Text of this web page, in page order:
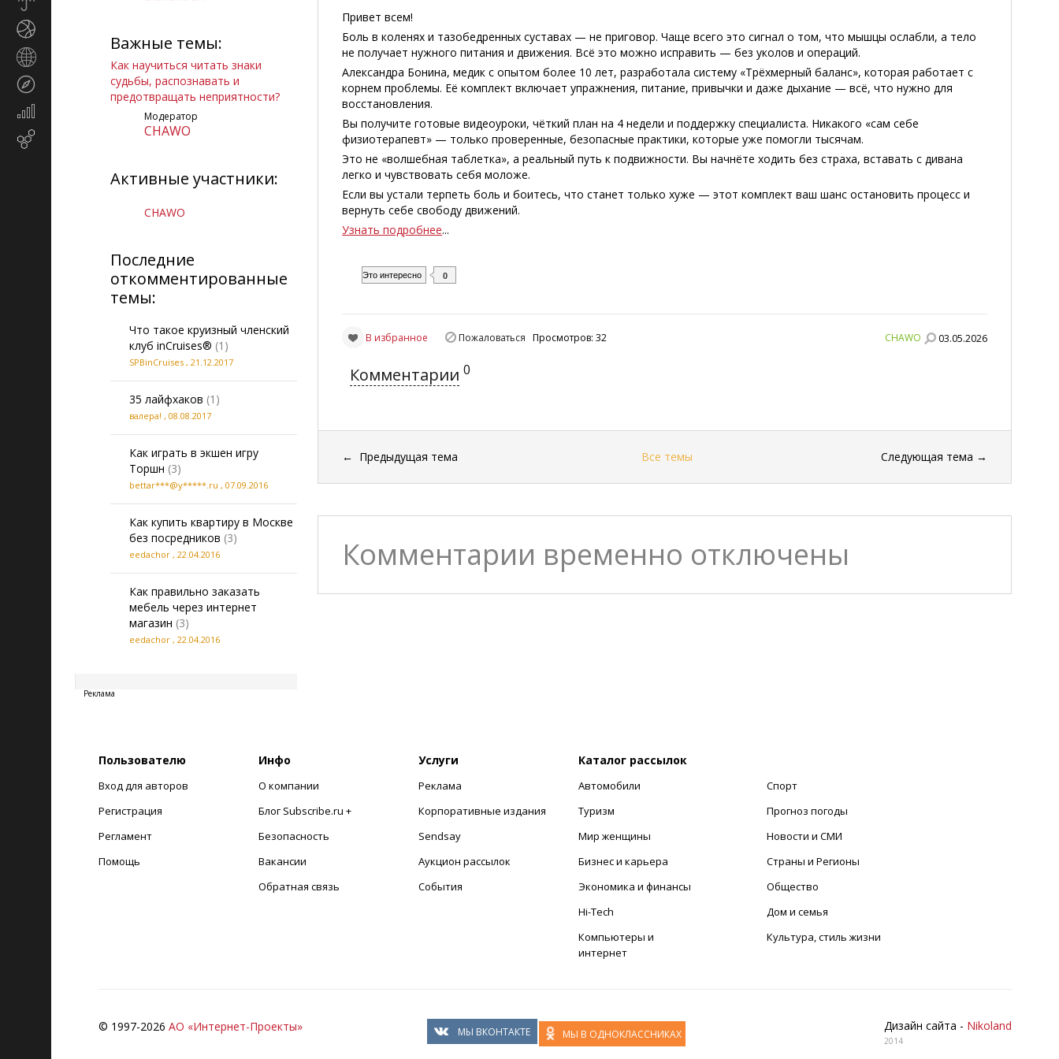
Важные темы:
Как научиться читать знаки
судьбы, распознавать и
предотвращать неприятности?
Модератор
CHAWO
Активные участники:
CHAWO
Последние
откомментированные
темы:
Что такое круизный членский
клуб inCruises® (1)
SPBinCruises , 21.12.2017
35 лайфхаков (1)
валера! , 08.08.2017
Как играть в экшен игру
Торшн (3)
bettar***@y*****.ru , 07.09.2016
Как купить квартиру в Москве
без посредников (3)
eedachor , 22.04.2016
Как правильно заказать
мебель через интернет
магазин (3)
eedachor , 22.04.2016
Реклама
Привет всем!
Боль в коленях и тазобедренных суставах — не приговор. Чаще всего это сигнал о том, что мышцы ослабли, а тело
не получает нужного питания и движения. Всё это можно исправить — без уколов и операций.
Александра Бонина, медик с опытом более 10 лет, разработала систему «Трёхмерный баланс», которая работает с
корнем проблемы. Её комплект включает упражнения, питание, привычки и даже дыхание — всё, что нужно для
восстановления.
Вы получите готовые видеоуроки, чёткий план на 4 недели и поддержку специалиста. Никакого «сам себе
физиотерапевт» — только проверенные, безопасные практики, которые уже помогли тысячам.
Это не «волшебная таблетка», а реальный путь к подвижности. Вы начнёте ходить без страха, вставать с дивана
легко и чувствовать себя моложе.
Если вы устали терпеть боль и боитесь, что станет только хуже — этот комплект ваш шанс остановить процесс и
вернуть себе свободу движений.
Узнать подробнее...
Это интересно 0
CHAWO 03.05.2026
В избранное Пожаловаться Просмотров: 32
Комментарии 0
← Предыдущая тема Все темы Следующая тема →
Комментарии временно отключены
Пользователю
Вход для авторов
Регистрация
Регламент
Помощь
Инфо
О компании
Блог Subscribe.ru +
Безопасность
Вакансии
Обратная связь
Услуги
Реклама
Корпоративные издания
Sendsay
Аукцион рассылок
События
Каталог рассылок
Автомобили
Туризм
Мир женщины
Бизнес и карьера
Экономика и финансы
Hi-Tech
Компьютеры и
интернет
Спорт
Прогноз погоды
Новости и СМИ
Страны и Регионы
Общество
Дом и семья
Культура, стиль жизни
© 1997-2026 АО «Интернет-Проекты» Дизайн сайта - Nikoland
2014
МЫ ВКОНТАКТЕ МЫ В ОДНОКЛАССНИКАХ